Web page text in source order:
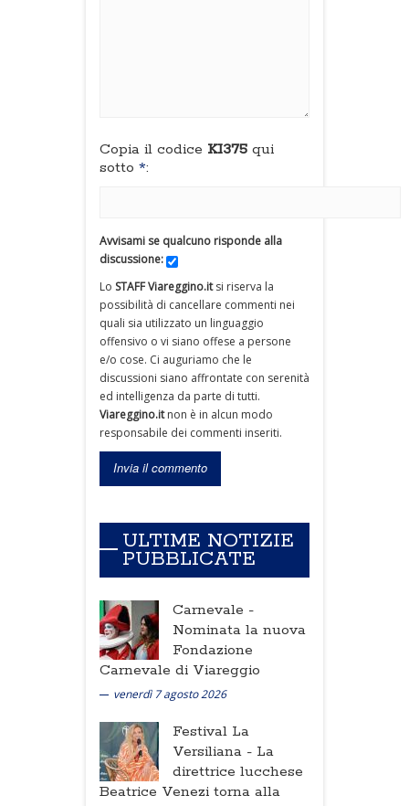
Copia il codice KI375 qui
sotto *:
Avvisami se qualcuno risponde alla
discussione:
Lo STAFF Viareggino.itsi riserva la
possibilità di cancellare commenti nei
quali sia utilizzato un linguaggio
offensivo o vi siano offese a persone
e/o cose. Ci auguriamo che le
discussioni siano affrontate con serenità
ed intelligenza da parte di tutti.
Viareggino.itnon è in alcun modo
responsabile dei commenti inseriti.
ULTIME NOTIZIE
PUBBLICATE
Carnevale -
Nominata la nuova
Fondazione
Carnevale di Viareggio
venerdì 7 agosto 2026
Festival La
Versiliana - La
direttrice lucchese
Beatrice Venezi torna alla